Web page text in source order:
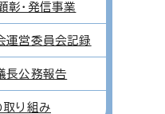
彰・発信事業
運営委員会記録
長公務報告
り組み